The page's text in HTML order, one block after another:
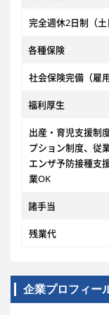
完全週休2日制（
各種保険
社会保険完備（雇
福利厚生
出産・育児支援制
プション制度、従
エンザ予防接種支
業OK
諸手当
残業代
企業プロフィー